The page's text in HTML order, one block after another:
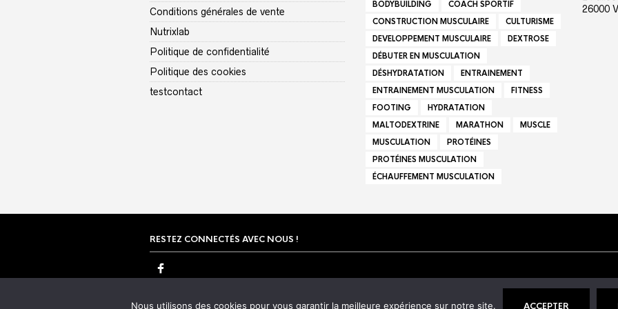
Conditions générales de vente
Nutrixlab
Politique de confidentialité
Politique des cookies
testcontact
BODYBUILDING
COACH SPORTIF
CONSTRUCTION MUSCULAIRE
CULTURISME
DEVELOPPEMENT MUSCULAIRE
DEXTROSE
DÉBUTER EN MUSCULATION
DÉSHYDRATATION
ENTRAINEMENT
ENTRAINEMENT MUSCULATION
FITNESS
FOOTING
HYDRATATION
MALTODEXTRINE
MARATHON
MUSCLE
MUSCULATION
PROTÉINES
PROTÉINES MUSCULATION
ÉCHAUFFEMENT MUSCULATION
26000
RESTEZ CONNECTÉS AVEC NOUS !
Nous utilisons des cookies pour vous garantir la meilleure expérience sur notre site. ACCEPTER